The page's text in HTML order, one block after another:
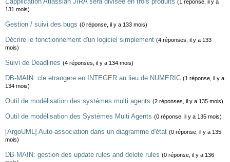
(1 réponse, il y a
131 mois)
Gestion / suivi des bugs (0 réponse, il y a 133 mois)
Décrire le fonctionnement d'un logiciel simplement (4 réponses, il y a 133
mois)
Suivi de Deadlines (4 réponses, il y a 134 mois)
DB-MAIN: cle etrangere en INTEGER au lieu de NUMERIC (1 réponse, il y a
134 mois)
Outil de modélisation des systémes multi agents (2 réponses, il y a 135 mois)
Outil de modélisation des Systèmes Multi Agents (0 réponse, il y a 135 mois)
[ArgoUML] Auto-association dans un diagramme d'état (0 réponse, il y a 135
mois)
DB-MAIN: gestion des update rules and delete rules (0 réponse, il y a 136